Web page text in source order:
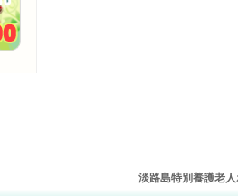
淡路島特別養護老